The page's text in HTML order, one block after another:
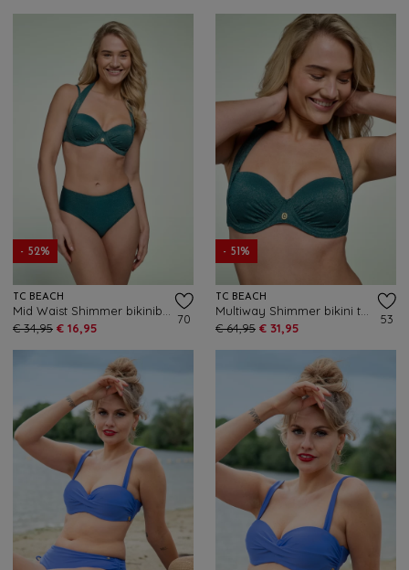
- 52%
TC BEACH
€ 34,95 € 16,95
70
- 51%
TC BEACH
€ 64,95 € 31,95
53